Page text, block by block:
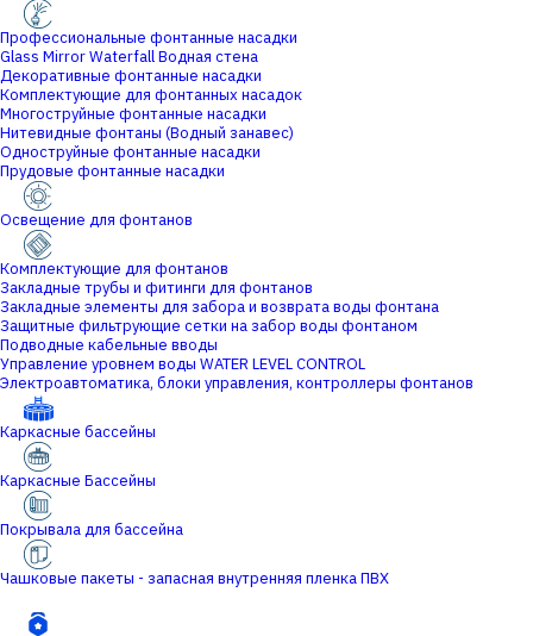
Профессиональные фонтанные насадки
Glass Mirror Waterfall Водная стена
Декоративные фонтанные насадки
Комплектующие для фонтанных насадок
Многоструйные фонтанные насадки
Нитевидные фонтаны (Водный занавес)
Одноструйные фонтанные насадки
Прудовые фонтанные насадки
Освещение для фонтанов
Комплектующие для фонтанов
Закладные трубы и фитинги для фонтанов
Закладные элементы для забора и возврата воды фонтана
Защитные фильтрующие сетки на забор воды фонтаном
Подводные кабельные вводы
Управление уровнем воды WATER LEVEL CONTROL
Электроавтоматика, блоки управления, контроллеры фонтанов
Каркасные бассейны
Каркасные Бассейны
Покрывала для бассейна
Чашковые пакеты - запасная внутренняя пленка ПВХ